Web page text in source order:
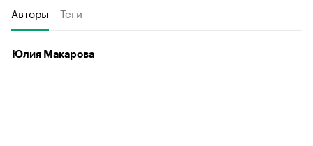
Авторы Теги
Юлия Макарова